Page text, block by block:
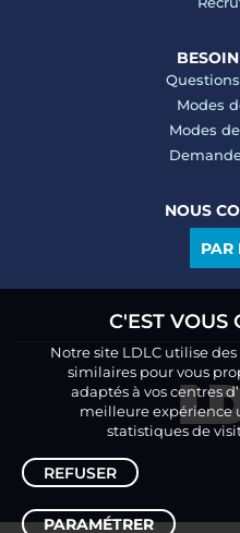
Modes
Modes
NOUS
PAR
C'EST VOUS
Notre site LDLC utilise
similaires pour vous
adaptés à vos centres
meilleure expérience
statistiques de
REFUSER
PARAMÉTRER